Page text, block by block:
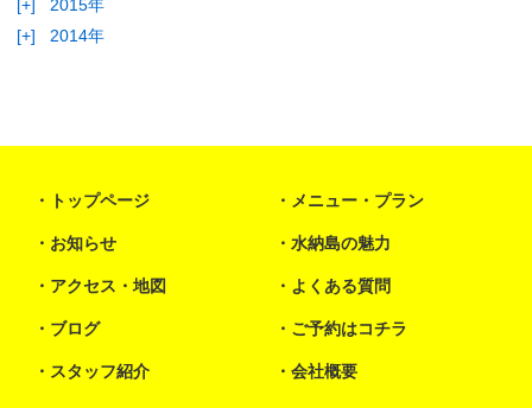
[+]
2015年
[+]
2014年
トップページ メニュー・プラン
お知らせ 水納島の魅力
アクセス・地図 よくある質問
ブログ ご予約はコチラ
スタッフ紹介 会社概要